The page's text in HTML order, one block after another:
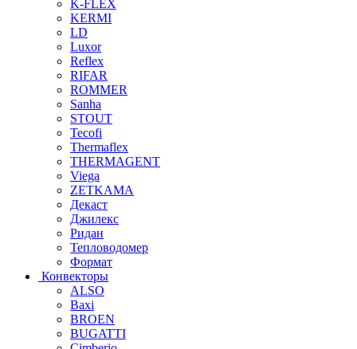
K-FLEX
KERMI
LD
Luxor
Reflex
RIFAR
ROMMER
Sanha
STOUT
Tecofi
Thermaflex
THERMAGENT
Viega
ZETKAMA
Декаст
Джилекс
Ридан
Тепловодомер
Формат
Конвекторы
ALSO
Baxi
BROEN
BUGATTI